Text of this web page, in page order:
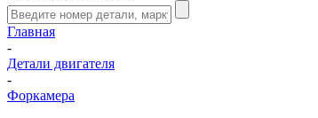
Главная
-
Детали двигателя
-
Форкамера